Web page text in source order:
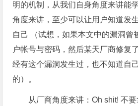
明的机制，从我们自身角度来讲能
角度来讲，至少可以让用户知道发
自己 （试想，如果本文中的漏洞曾
户帐号与密码，然后某天厂商修复
经有这个漏洞发生过，也不知道自
的）。
从厂商角度来讲：Oh shit! 不要